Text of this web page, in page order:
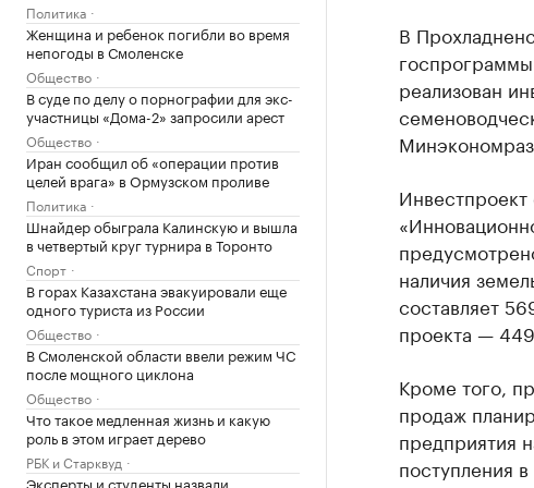
Политика
Женщина и ребенок погибли во время
непогоды в Смоленске
Общество
В суде по делу о порнографии для экс-
участницы «Дома-2» запросили арест
Общество
Иран сообщил об «операции против
целей врага» в Ормузском проливе
Политика
Шнайдер обыграла Калинскую и вышла
в четвертый круг турнира в Торонто
Спорт
В горах Казахстана эвакуировали еще
одного туриста из России
Общество
В Смоленской области ввели режим ЧС
после мощного циклона
Общество
Что такое медленная жизнь и какую
роль в этом играет дерево
РБК и Старквуд
Эксперты и студенты назвали
В
реализован
наличия
составляет
проекта —
Кроме того,
продаж
предприятия
поступления